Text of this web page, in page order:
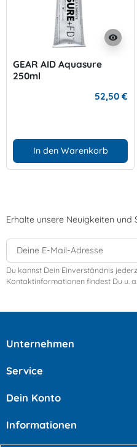
visibility
GEAR AID Aquasure
250ml
52,50 €
In den Warenkorb
Erhalte unsere Neuigkeiten
Du kannst Dein Einverständnis
Kontaktinformationen findest Du u.
Unternehmen
Service
Dein Konto
Informationen